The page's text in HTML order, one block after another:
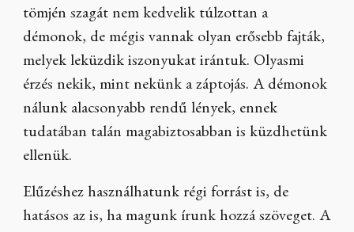
tömjén szagát nem kedvelik túlzottan a
démonok, de mégis vannak olyan erősebb fajták,
melyek leküzdik iszonyukat irántuk. Olyasmi
érzés nekik, mint nekünk a záptojás. A démonok
nálunk alacsonyabb rendű lények, ennek
tudatában talán magabiztosabban is küzdhetünk
ellenük.
Elűzéshez használhatunk régi forrást is, de
hatásos az is, ha magunk írunk hozzá szöveget. A